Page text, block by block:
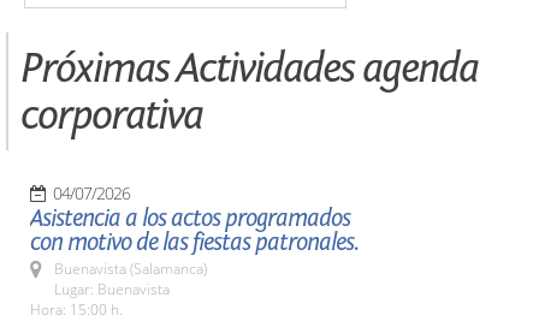
Próximas Actividades agenda
corporativa
04/07/2026
Asistencia a los actos programados
con motivo de las fiestas patronales.
Buenavista (Salamanca)
Lugar: Buenavista
Hora: 15:00 h.